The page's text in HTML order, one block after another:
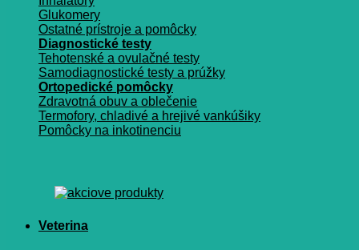
Glukomery
Ostatné prístroje a pomôcky
Diagnostické testy
Tehotenské a ovulačné testy
Samodiagnostické testy a prúžky
Ortopedické pomôcky
Zdravotná obuv a oblečenie
Termofory, chladivé a hrejivé vankúšiky
Pomôcky na inkotinenciu
Veterina